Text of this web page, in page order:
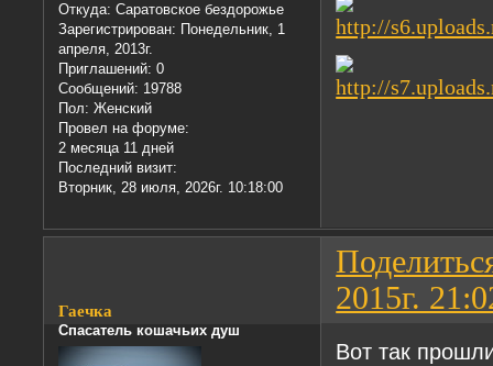
Откуда: Саратовское бездорожье
Зарегистрирован: Понедельник, 1
апреля, 2013г.
Приглашений: 0
Сообщений: 19788
Пол: Женский
Провел на форуме:
2 месяца 11 дней
Последний визит:
Вторник, 28 июля, 2026г. 10:18:00
2015г.
Гаечка
Спасатель кошачьих душ
Вот так